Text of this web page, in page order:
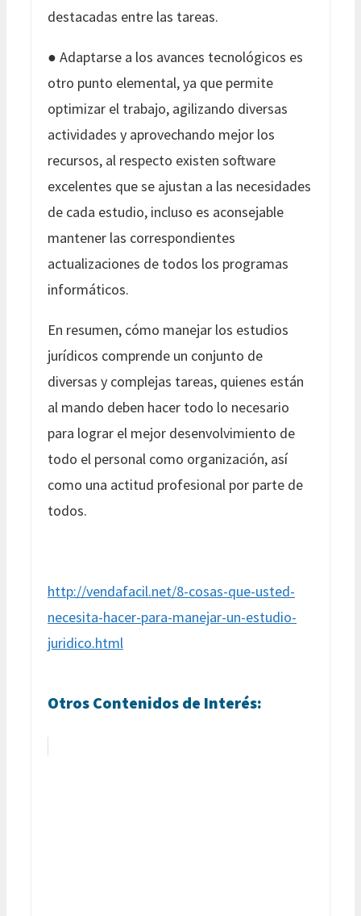
destacadas entre las tareas.
● Adaptarse a los avances tecnológicos es
otro punto elemental, ya que permite
optimizar el trabajo, agilizando diversas
actividades y aprovechando mejor los
recursos, al respecto existen software
excelentes que se ajustan a las necesidades
de cada estudio, incluso es aconsejable
mantener las correspondientes
actualizaciones de todos los programas
informáticos.
En resumen, cómo manejar los estudios
jurídicos comprende un conjunto de
diversas y complejas tareas, quienes están
al mando deben hacer todo lo necesario
para lograr el mejor desenvolvimiento de
todo el personal como organización, así
como una actitud profesional por parte de
todos.
http://vendafacil.net/8-cosas-que-usted-
necesita-hacer-para-manejar-un-estudio-
juridico.html
Otros Contenidos de Interés: